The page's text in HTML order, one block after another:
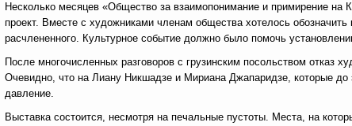
Несколько месяцев «Общество за взаимопонимание и примирение на
проект. Вместе с художниками членам общества хотелось
расчлененного. Культурное событие должно было помочь
После многочисленных разговоров с грузинским посольством отказ
Очевидно, что на Лиану Никшадзе и Мириана Джапаридзе, которые до
давление.
Выставка состоится, несмотря на печальные пустоты. Места, на